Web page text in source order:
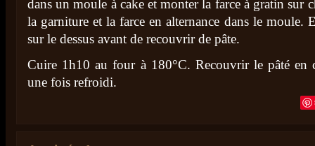
dans un moule à cake et monter la farce à gratin sur
la garniture et la farce en alternance dans le moule.
sur le dessus avant de recouvrir de pâte.
Cuire 1h10 au four à 180°C. Recouvrir le pâté en
une fois refroidi.